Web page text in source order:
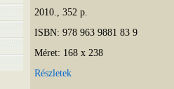
2010., 352 p.
ISBN: 978 963 9881 83 9
Méret: 168 x 238
Részletek